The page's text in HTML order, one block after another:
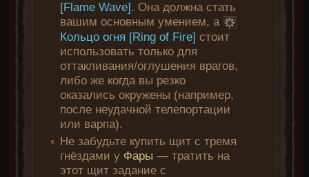
[Flame Wave] . Она должна стать
вашим основным умением, а
Кольцо огня [Ring of Fire] стоит
использовать только для
оттакливания/оглушения врагов,
либо же когда вы резко
оказались окружены (например,
после неудачной телепортации
или варпа).
Не забудьте купить щит с тремя
гнёздами у Фары — тратить на
этот щит задание с